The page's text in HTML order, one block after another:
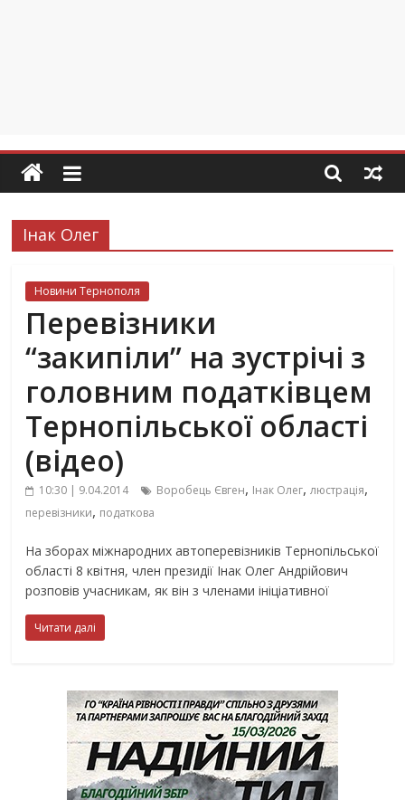
Інак Олег
Новини Тернополя
Перевізники
“закипіли” на зустрічі з
головним податківцем
Тернопільської області
(відео)
10:30 | 9.04.2014 Воробець Євген, Інак Олег,люстрація,
перевізники, податкова
На зборах міжнародних автоперевізників Тернопільської
області 8 квітня, член президії Інак Олег Андрійович
розповів учасникам, як він з членами ініціативної
Читати далі